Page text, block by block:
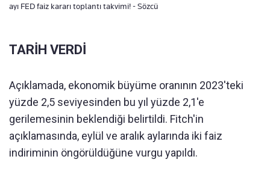
ayı FED faiz kararı toplantı takvimi! - Sözcü
TARİH VERDİ
Açıklamada, ekonomik büyüme oranının 2023'teki
yüzde 2,5 seviyesinden bu yıl yüzde 2,1'e
gerilemesinin beklendiği belirtildi. Fitch'in
açıklamasında, eylül ve aralık aylarında iki faiz
indiriminin öngörüldüğüne vurgu yapıldı.